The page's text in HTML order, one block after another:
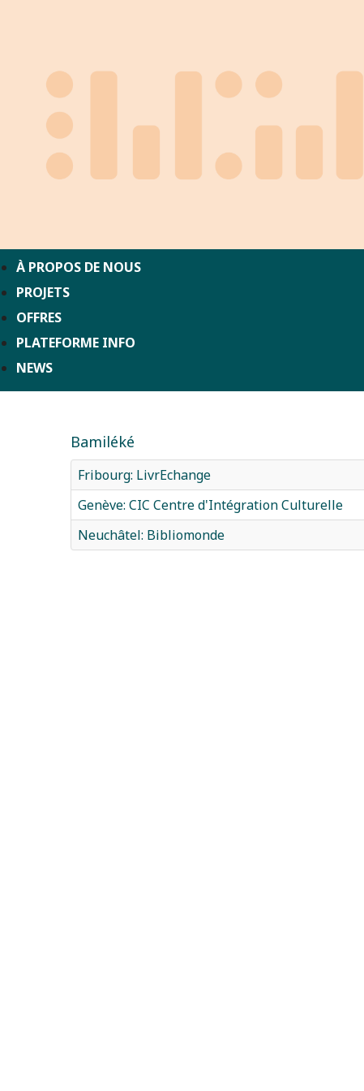
À PROPOS DE NOUS
PROJETS
OFFRES
PLATEFORME INFO
NEWS
Bamiléké
Fribourg: LivrEchange
Genève: CIC Centre d'Intégration Culturelle
Neuchâtel: Bibliomonde